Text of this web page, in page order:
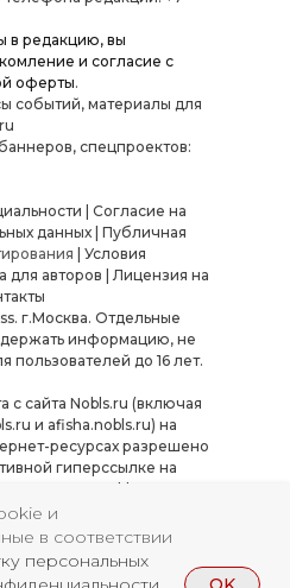
и
в соответствии
персональных
в редакцию, вы
и согласие с
оферты.
событий, материалы для
спецпроектов:
| Согласие на
данных| Публичная
| Условия
для авторов | Лицензия на
г.Москва. Отдельные
информацию, не
пользователей до 16 лет.
с сайта Nobls.ru (включая
и afisha.nobls.ru) на
ресурсах разрешено
гиперссылке на
«Журнал Nobless».
в коммерческих
переработка или
форматах требуют
Нарушение условий